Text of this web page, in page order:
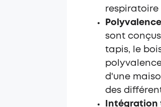
respiratoire
sont
tapis, le
d'une
des
Intégration